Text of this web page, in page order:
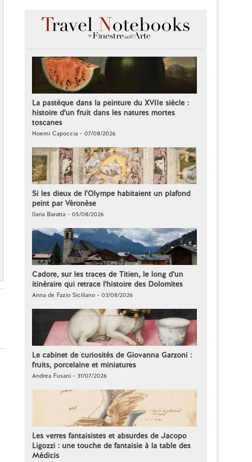
La pastèque dans la peinture du XVIIe siècle :
histoire d'un fruit dans les natures mortes
toscanes
Noemi Capoccia - 07/08/2026
Si les dieux de l'Olympe habitaient un plafond
peint par Véronèse
Ilaria Baratta - 05/08/2026
Cadore, sur les traces de Titien, le long d'un
itinéraire qui retrace l'histoire des Dolomites
Anna de Fazio Siciliano - 03/08/2026
Le cabinet de curiosités de Giovanna Garzoni :
fruits, porcelaine et miniatures
Andrea Fusani - 31/07/2026
Les verres fantaisistes et absurdes de Jacopo
Ligozzi : une touche de fantaisie à la table des
Médicis